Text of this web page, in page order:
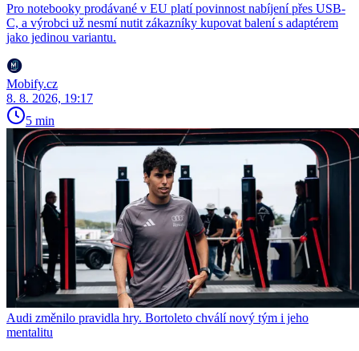
Pro notebooky prodávané v EU platí povinnost nabíjení přes USB-
C, a výrobci už nesmí nutit zákazníky kupovat balení s adaptérem
jako jedinou variantu.
Mobify.cz
8. 8. 2026, 19:17
5 min
Audi změnilo pravidla hry. Bortoleto chválí nový tým i jeho
mentalitu